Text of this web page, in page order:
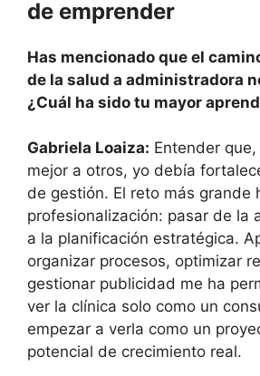
de emprender
Has mencionado que el
de la salud a administradora
¿Cuál ha sido tu mayor
Gabriela Loaiza: Entender
mejor a otros, yo debía
de gestión. El reto más grande
profesionalización: pasar de la
a la planificación estratégica.
organizar procesos, optimizar
gestionar publicidad me ha
ver la clínica solo como un
empezar a verla como un
potencial de crecimiento real.